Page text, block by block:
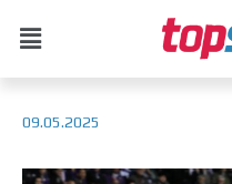
09.05.2025